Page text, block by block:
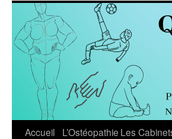
Accueil L’Ostéopathie Les